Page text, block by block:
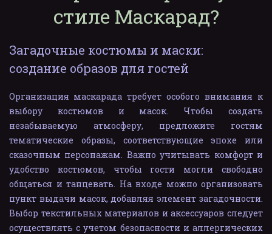
стиле Маскарад?
Загадочные костюмы и маски:
создание образов для гостей
Организация маскарада требует особого внимания к
выбору костюмов и масок. Чтобы создать
незабываемую атмосферу, предложите гостям
тематические образы, соответствующие эпохе или
сказочным персонажам. Важно учитывать комфорт и
удобство костюмов, чтобы гости могли свободно
общаться и танцевать. На входе можно организовать
пункт выдачи масок, добавляя элемент загадочности.
Выбор текстильных материалов и аксессуаров следует
осуществлять с учетом безопасности и аллергических